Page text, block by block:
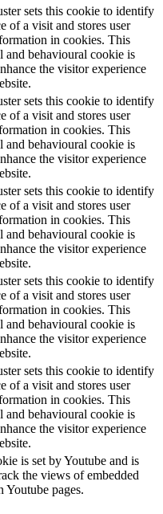
sets this cookie to identify
of a visit and stores user
in cookies. This
and behavioural cookie is
the visitor experience
sets this cookie to identify
of a visit and stores user
in cookies. This
and behavioural cookie is
the visitor experience
sets this cookie to identify
of a visit and stores user
in cookies. This
and behavioural cookie is
the visitor experience
sets this cookie to identify
of a visit and stores user
in cookies. This
and behavioural cookie is
the visitor experience
sets this cookie to identify
of a visit and stores user
in cookies. This
and behavioural cookie is
the visitor experience
is set by Youtube and is
the views of embedded
Youtube pages.